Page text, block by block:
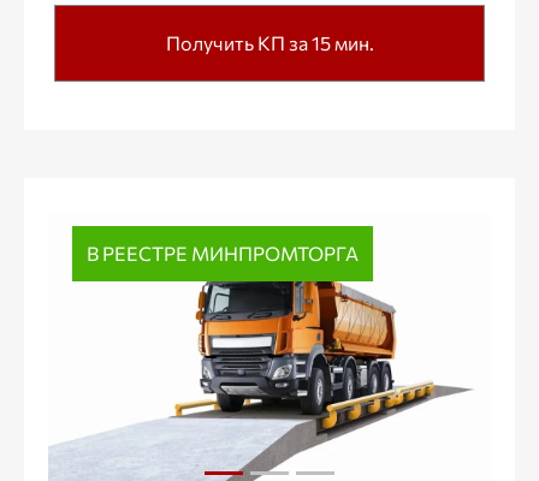
Получить КП за 15 мин.
В РЕЕСТРЕ МИНПРОМТОРГА